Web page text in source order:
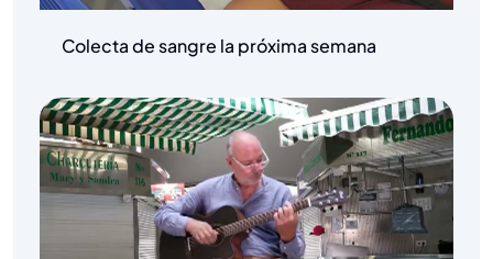
Colecta de sangre la próxima semana